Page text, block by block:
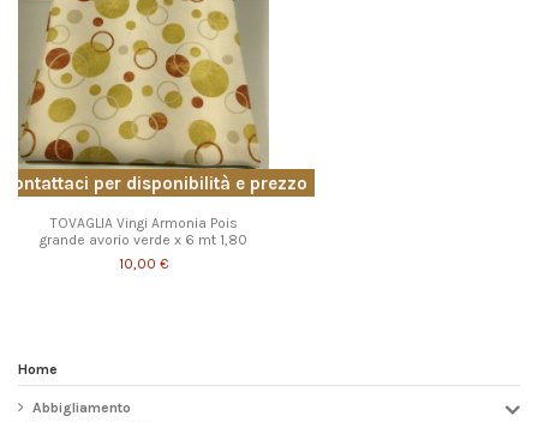
per disponibilità e prezzo
TOVAGLIA Vingi Armonia Pois
grande avorio verde x 6 mt 1,80
10,00 €
Home
Abbigliamento